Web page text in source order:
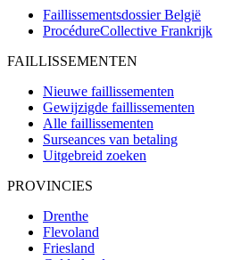
Faillissementsdossier België
ProcédureCollective Frankrijk
FAILLISSEMENTEN
Nieuwe faillissementen
Gewijzigde faillissementen
Alle faillissementen
Surseances van betaling
Uitgebreid zoeken
PROVINCIES
Drenthe
Flevoland
Friesland